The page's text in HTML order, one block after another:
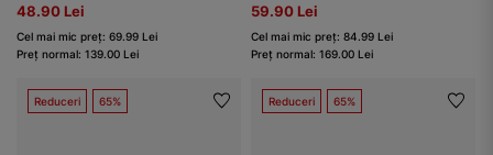
48.90 Lei
Cel mai mic preț: 69.99 Lei
Preț normal: 139.00 Lei
59.90 Lei
Cel mai mic preț: 84.99 Lei
Preț normal: 169.00 Lei
Reduceri 65% Reduceri 65%